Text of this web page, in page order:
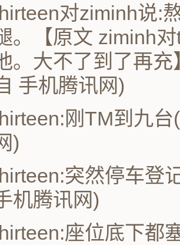
对ziminh说:
。【原文 ziminh
。大不了到了再
手机腾讯网)
刚TM到九
)
突然停车登
机腾讯网)
座位底下都